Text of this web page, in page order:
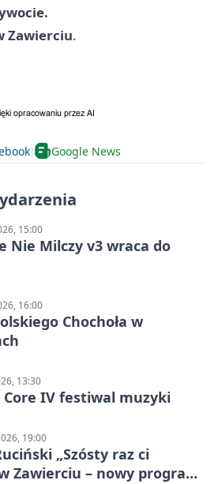
Zawierciu.
Google News
15:00
Nie Milczy v3 wraca do
16:00
Chochoła w
13:30
IV festiwal muzyki
19:00
„Szósty raz ci
Zawierciu – nowy program